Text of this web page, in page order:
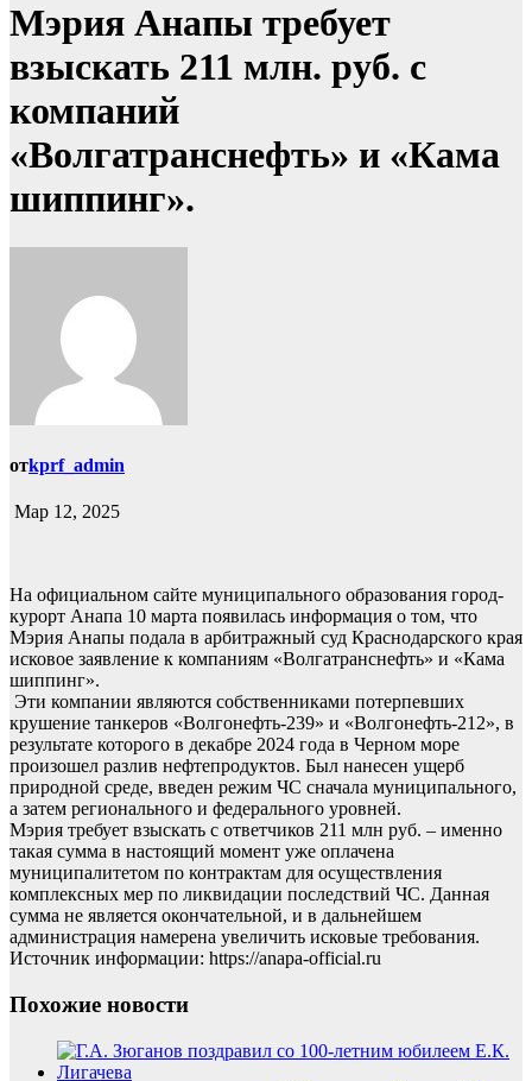
Мэрия Анапы требует
взыскать 211 млн. руб. с
компаний
«Волгатранснефть» и «Кама
шиппинг».
отkprf_admin
Мар 12, 2025
На официальном сайте муниципального образования город-
курорт Анапа 10 марта появилась информация о том, что
Мэрия Анапы подала в арбитражный суд Краснодарского края
исковое заявление к компаниям «Волгатранснефть» и «Кама
шиппинг».
Эти компании являются собственниками потерпевших
крушение танкеров «Волгонефть-239» и «Волгонефть-212», в
результате которого в декабре 2024 года в Черном море
произошел разлив нефтепродуктов. Был нанесен ущерб
природной среде, введен режим ЧС сначала муниципального,
а затем регионального и федерального уровней.
Мэрия требует взыскать с ответчиков 211 млн руб. – именно
такая сумма в настоящий момент уже оплачена
муниципалитетом по контрактам для осуществления
комплексных мер по ликвидации последствий ЧС. Данная
сумма не является окончательной, и в дальнейшем
администрация намерена увеличить исковые требования.
Источник информации: https://anapa-official.ru
Похожие новости